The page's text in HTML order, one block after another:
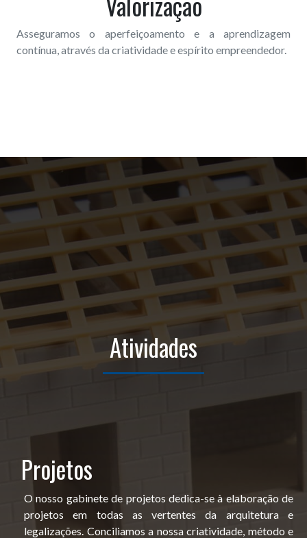
Asseguramos o aperfeiçoamento e a aprendizagem
contínua, através da criatividade e espírito empreendedor.
Atividades
Projetos
O nosso gabinete de projetos dedica-se à elaboração de
projetos em todas as vertentes da arquitetura e
legalizações. Conciliamos a nossa criatividade, método e